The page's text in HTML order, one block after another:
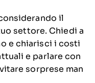
il
settore. Chiedi a
e chiarisci i costi
e parlare con
sorprese man